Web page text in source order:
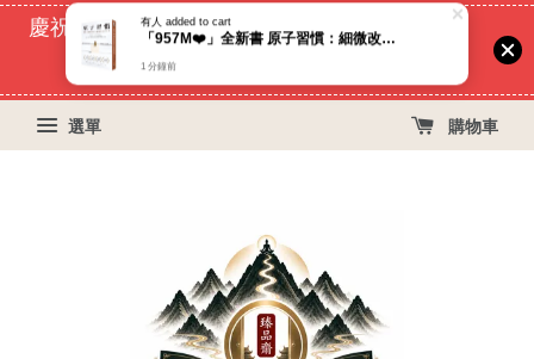
慶祝蝦皮好評過萬！買399免運費, 再立折29元
55天
選單 購物車